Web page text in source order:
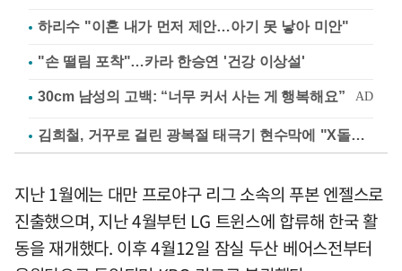
하리수 "이혼 내가 먼저 제안…아기 못 낳아 미안"
"손 떨림 포착"…카라 한승연 '건강 이상설'
김희철, 거꾸로 걸린 광복절 태극기 현수막에 "X돌았네"
지난 1월에는 대만 프로야구 리그 소속의 푸본 엔젤스로
진출했으며, 지난 4월부턴 LG 트윈스에 합류해 한국 활
동을 재개했다. 이후 4월12일 잠실 두산 베어스전부터